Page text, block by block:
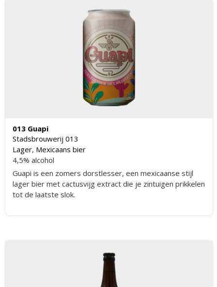
013 Guapi
Stadsbrouwerij 013
Lager, Mexicaans bier
4,5% alcohol
Guapi is een zomers dorstlesser, een mexicaanse stijl
lager bier met cactusvijg extract die je zintuigen prikkelen
tot de laatste slok.